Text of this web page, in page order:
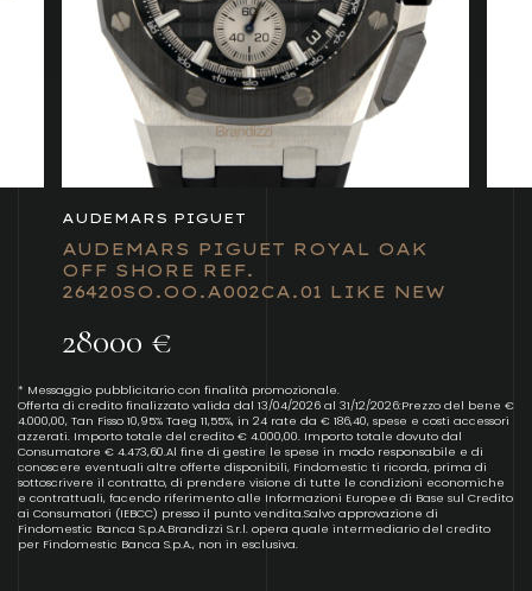
AUDEMARS PIGUET
AUDEMARS PIGUET ROYAL OAK
OFF SHORE REF.
26420SO.OO.A002CA.01 LIKE NEW
28000 €
* Messaggio pubblicitario con finalità promozionale.
Offerta di credito finalizzato valida dal 13/04/2026 al 31/12/2026:Prezzo del bene €
4.000,00, Tan Fisso 10,95% Taeg 11,55%, in 24 rate da € 186,40, spese e costi accessori
azzerati. Importo totale del credito € 4.000,00. Importo totale dovuto dal
Consumatore € 4.473,60.Al fine di gestire le spese in modo responsabile e di
conoscere eventuali altre offerte disponibili, Findomestic ti ricorda, prima di
sottoscrivere il contratto, di prendere visione di tutte le condizioni economiche
e contrattuali, facendo riferimento alle Informazioni Europee di Base sul Credito
ai Consumatori (IEBCC) presso il punto vendita.Salvo approvazione di
Findomestic Banca S.p.A.Brandizzi S.r.l. opera quale intermediario del credito
per Findomestic Banca S.p.A., non in esclusiva.